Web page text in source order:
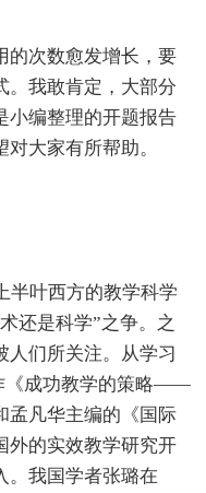
的次数愈发增长，要
。我敢肯定，大部分
小编整理的开题报告
大家有所帮助。
半叶西方的教学科学
还是科学”之争。之
人们所关注。从学习
《成功教学的策略——
孟凡华主编的《国际
外的实效教学研究开
。我国学者张璐在